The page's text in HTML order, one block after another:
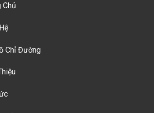
Chủ
Chỉ Đường